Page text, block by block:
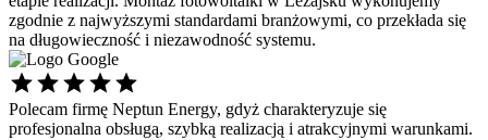
zgodnie z najwyższymi standardami branżowymi, co przekłada się
na długowieczność i niezawodność systemu.
Polecam firmę Neptun Energy, gdyż charakteryzuje się
profesjonalna obsługą, szybką realizacją i atrakcyjnymi warunkami.